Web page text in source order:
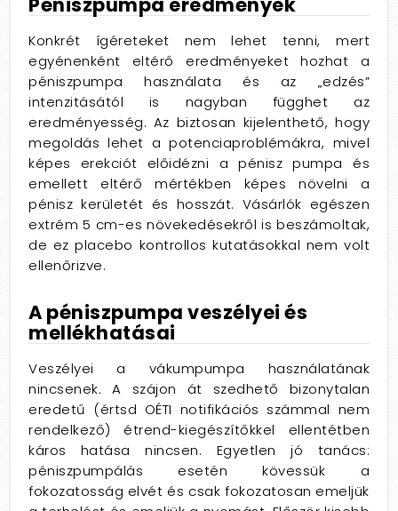
Konkrét ígéreteket nem lehet tenni, mert
egyénenként eltérő eredményeket hozhat a
péniszpumpa használata és az „edzés”
intenzitásától is nagyban függhet az
eredményesség. Az biztosan kijelenthető, hogy
megoldás lehet a potenciaproblémákra, mivel
képes erekciót előidézni a pénisz pumpa és
emellett eltérő mértékben képes növelni a
pénisz kerületét és hosszát. Vásárlók egészen
extrém 5 cm-es növekedésekről is beszámoltak,
de ez placebo kontrollos kutatásokkal nem volt
ellenőrizve.
A péniszpumpa veszélyei és
mellékhatásai
Veszélyei a vákumpumpa használatának
nincsenek. A szájon át szedhető bizonytalan
eredetű (értsd OÉTI notifikációs számmal nem
rendelkező) étrend-kiegészítőkkel ellentétben
káros hatása nincsen. Egyetlen jó tanács:
péniszpumpálás esetén kövessük a
fokozatosság elvét és csak fokozatosan emeljük